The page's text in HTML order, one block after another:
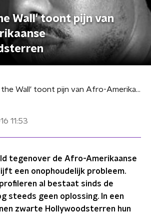
Wall' toont pijn van
'Against the Wall' toont pijn van Afro-Amerikaanse Hollywoodsterren
11:53
tegenover de Afro-Amerikaanse
een onophoudelijk probleem.
al bestaat sinds de
steeds geen oplossing. In een
zwarte Hollywoodsterren hun